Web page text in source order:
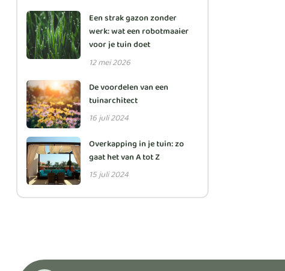
Een strak gazon zonder
werk: wat een robotmaaier
voor je tuin doet
12 mei 2026
De voordelen van een
tuinarchitect
16 juli 2024
Overkapping in je tuin: zo
gaat het van A tot Z
15 juli 2024